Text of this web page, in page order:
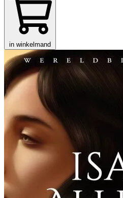
in winkelmand